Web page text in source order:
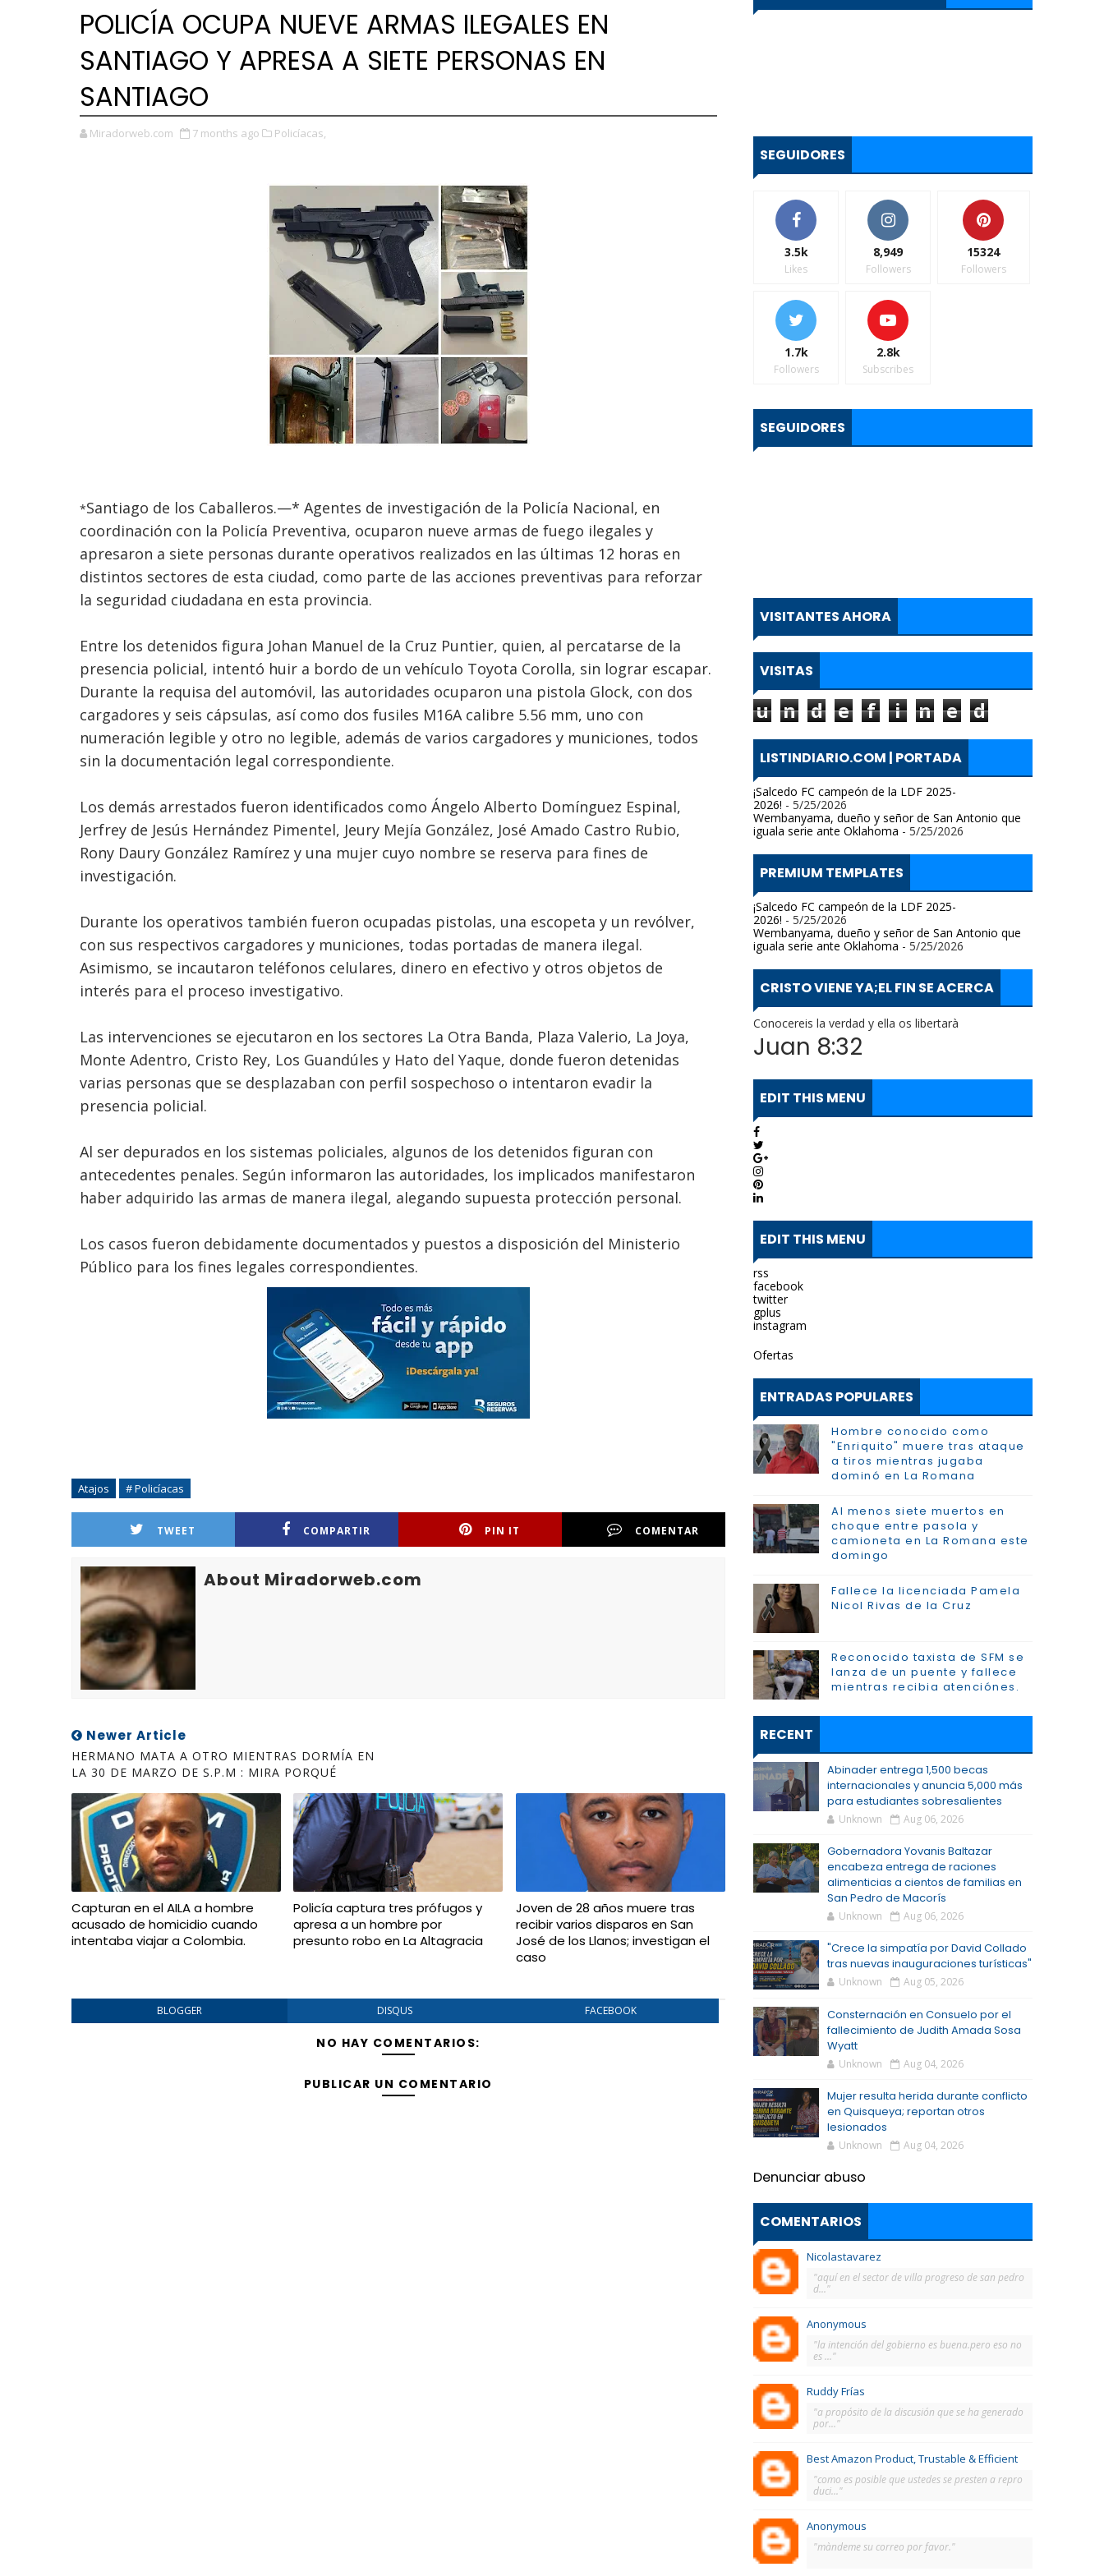
POLICÍA OCUPA NUEVE ARMAS ILEGALES EN
SANTIAGO Y APRESA A SIETE PERSONAS EN
SANTIAGO
Miradorweb.com 7 months ago Policíacas,
*Santiago de los Caballeros.—* Agentes de investigación de la Policía Nacional, en
coordinación con la Policía Preventiva, ocuparon nueve armas de fuego ilegales y
apresaron a siete personas durante operativos realizados en las últimas 12 horas en
distintos sectores de esta ciudad, como parte de las acciones preventivas para reforzar
la seguridad ciudadana en esta provincia.
Entre los detenidos figura Johan Manuel de la Cruz Puntier, quien, al percatarse de la
presencia policial, intentó huir a bordo de un vehículo Toyota Corolla, sin lograr escapar.
Durante la requisa del automóvil, las autoridades ocuparon una pistola Glock, con dos
cargadores y seis cápsulas, así como dos fusiles M16A calibre 5.56 mm, uno con
numeración legible y otro no legible, además de varios cargadores y municiones, todos
sin la documentación legal correspondiente.
Los demás arrestados fueron identificados como Ángelo Alberto Domínguez Espinal,
Jerfrey de Jesús Hernández Pimentel, Jeury Mejía González, José Amado Castro Rubio,
Rony Daury González Ramírez y una mujer cuyo nombre se reserva para fines de
investigación.
Durante los operativos también fueron ocupadas pistolas, una escopeta y un revólver,
con sus respectivos cargadores y municiones, todas portadas de manera ilegal.
Asimismo, se incautaron teléfonos celulares, dinero en efectivo y otros objetos de
interés para el proceso investigativo.
Las intervenciones se ejecutaron en los sectores La Otra Banda, Plaza Valerio, La Joya,
Monte Adentro, Cristo Rey, Los Guandúles y Hato del Yaque, donde fueron detenidas
varias personas que se desplazaban con perfil sospechoso o intentaron evadir la
presencia policial.
Al ser depurados en los sistemas policiales, algunos de los detenidos figuran con
antecedentes penales. Según informaron las autoridades, los implicados manifestaron
haber adquirido las armas de manera ilegal, alegando supuesta protección personal.
Los casos fueron debidamente documentados y puestos a disposición del Ministerio
Público para los fines legales correspondientes.
Atajos # Policíacas
TWEET COMPARTIR PIN IT COMENTAR
About Miradorweb.com
Newer Article
HERMANO MATA A OTRO MIENTRAS DORMÍA EN
LA 30 DE MARZO DE S.P.M : MIRA PORQUÉ
Capturan en el AILA a hombre
acusado de homicidio cuando
intentaba viajar a Colombia.
Policía captura tres prófugos y
apresa a un hombre por
presunto robo en La Altagracia
Joven de 28 años muere tras
recibir varios disparos en San
José de los Llanos; investigan el
caso
BLOGGER DISQUS FACEBOOK
NO HAY COMENTARIOS:
PUBLICAR UN COMENTARIO
SEGUIDORES
3.5k
Likes
8,949
Followers
15324
Followers
1.7k
Followers
2.8k
Subscribes
SEGUIDORES
VISITANTES AHORA
VISITAS
u n d e f i n e d
LISTINDIARIO.COM | PORTADA
¡Salcedo FC campeón de la LDF 2025-
2026! - 5/25/2026
Wembanyama, dueño y señor de San Antonio que
iguala serie ante Oklahoma - 5/25/2026
PREMIUM TEMPLATES
¡Salcedo FC campeón de la LDF 2025-
2026! - 5/25/2026
Wembanyama, dueño y señor de San Antonio que
iguala serie ante Oklahoma - 5/25/2026
CRISTO VIENE YA;EL FIN SE ACERCA
Conocereis la verdad y ella os libertarà
Juan 8:32
EDIT THIS MENU
EDIT THIS MENU
rss
facebook
twitter
gplus
instagram
Ofertas
ENTRADAS POPULARES
Hombre conocido como
"Enriquito" muere tras ataque
a tiros mientras jugaba
dominó en La Romana
Al menos siete muertos en
choque entre pasola y
camioneta en La Romana este
domingo
Fallece la licenciada Pamela
Nicol Rivas de la Cruz
Reconocido taxista de SFM se
lanza de un puente y fallece
mientras recibia atenciónes.
RECENT
Abinader entrega 1,500 becas
internacionales y anuncia 5,000 más
para estudiantes sobresalientes
Unknown Aug 06, 2026
Gobernadora Yovanis Baltazar
encabeza entrega de raciones
alimenticias a cientos de familias en
San Pedro de Macorís
Unknown Aug 06, 2026
"Crece la simpatía por David Collado
tras nuevas inauguraciones turísticas"
Unknown Aug 05, 2026
Consternación en Consuelo por el
fallecimiento de Judith Amada Sosa
Wyatt
Unknown Aug 04, 2026
Mujer resulta herida durante conflicto
en Quisqueya; reportan otros
lesionados
Unknown Aug 04, 2026
Denunciar abuso
COMENTARIOS
Nicolastavarez
"aquí en el sector de villa progreso de san pedro
d..."
Anonymous
"la intención del gobierno es buena.pero eso no
es ..."
Ruddy Frías
"a propósito de la discusión que se ha generado
por..."
Best Amazon Product, Trustable & Efficient
"como es posible que ustedes se presten a repro
duci..."
Anonymous
"màndeme su correo por favor."